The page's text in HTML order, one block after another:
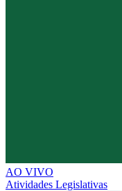
AO VIVO
Atividades Legislativas